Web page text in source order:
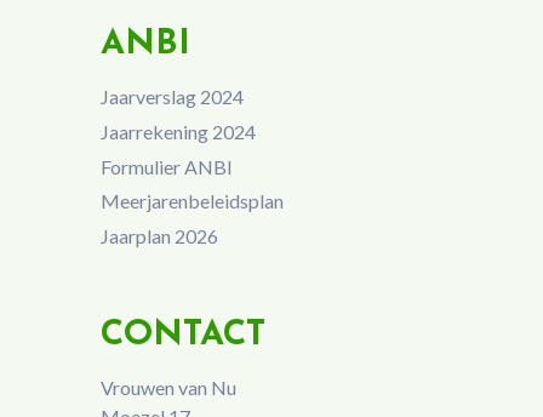
ANBI
Jaarverslag 2024
Jaarrekening 2024
Formulier ANBI
Meerjarenbeleidsplan
Jaarplan 2026
CONTACT
Vrouwen van Nu